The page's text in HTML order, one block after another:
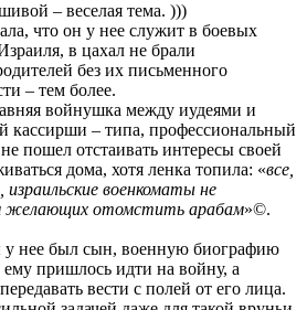
– веселая тема. )))
что он у нее служит в боевых
в цахал не брали
без их письменного
– тем более.
войнушка между иудеями и
кассирши – типа, профессиональный
пошел отстаивать интересы своей
дома, хотя ленка топила: «все,
военкоматы не
желающих отомстить арабам»©.
у нее был сын, военную биографию
ему пришлось идти на войну, а
вести с полей от его лица.